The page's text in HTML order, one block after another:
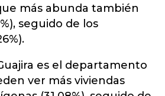
más abunda también
seguido de los
es el departamento
ver más viviendas